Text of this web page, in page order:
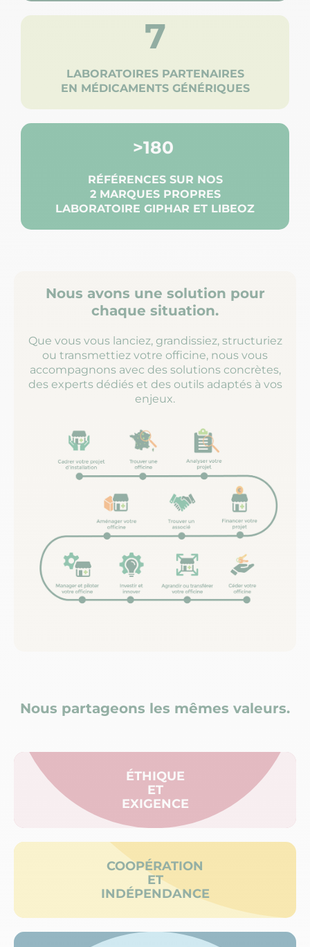
7
LABORATOIRES PARTENAIRES
EN MÉDICAMENTS GÉNÉRIQUES
>180
RÉFÉRENCES SUR NOS
2 MARQUES PROPRES
LABORATOIRE GIPHAR ET LIBEOZ
Nous avons une solution pour
chaque situation.
Que vous vous lanciez, grandissiez, structuriez
ou transmettiez votre officine, nous vous
accompagnons avec des solutions concrètes,
des experts dédiés et des outils adaptés à vos
enjeux.
Nous partageons les mêmes valeurs.
ÉTHIQUE
ET
EXIGENCE
COOPÉRATION
ET
INDÉPENDANCE